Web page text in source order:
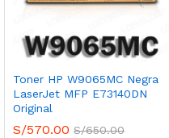
Toner HP W9065MC Negra
LaserJet MFP E73140DN
Original
S/570.00 S/650.00